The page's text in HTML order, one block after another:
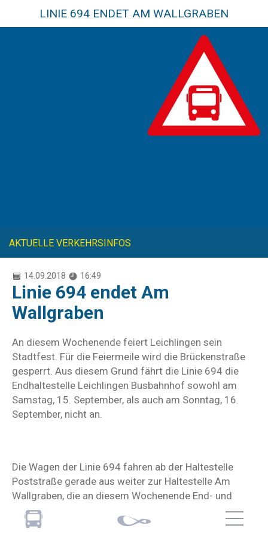
LINIE 694 ENDET AM WALLGRABEN
AKTUELLE VERKEHRSINFOS
14.09.2018 16:49
Linie 694 endet Am
Wallgraben
An diesem Wochenende feiert Leichlingen sein
Stadtfest. Für die Feiermeile wird die Brückenstraße
gesperrt. Aus diesem Grund fährt die Linie 694 die
Endhaltestelle Leichlingen Busbahnhof sowohl am
Samstag, 15. September, als auch am Sonntag, 16.
September, nicht an.
Die Wagen der Linie 694 fahren ab der Haltestelle
Poststraße gerade aus weiter zur Haltestelle Am
Wallgraben, die an diesem Wochenende End- und
Starthaltestelle der Linie 694 in Leichlingen ist. Die
Haltestelle Leichlingen Busbahnhof ist an beiden